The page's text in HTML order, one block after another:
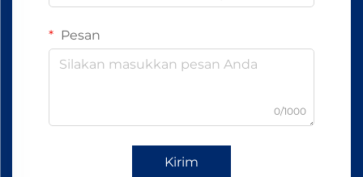
Pesan
0/1000
Kirim